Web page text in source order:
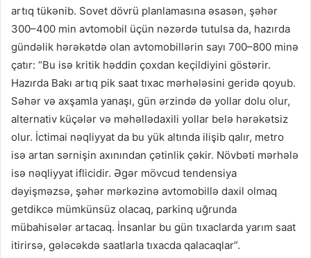
artıq tükənib. Sovet dövrü planlamasına əsasən, şəhər
300–400 min avtomobil üçün nəzərdə tutulsa da, hazırda
gündəlik hərəkətdə olan avtomobillərin sayı 700–800 minə
çatır: “Bu isə kritik həddin çoxdan keçildiyini göstərir.
Hazırda Bakı artıq pik saat tıxac mərhələsini geridə qoyub.
Səhər və axşamla yanaşı, gün ərzində də yollar dolu olur,
alternativ küçələr və məhəllədaxili yollar belə hərəkətsiz
olur. İctimai nəqliyyat da bu yük altında ilişib qalır, metro
isə artan sərnişin axınından çətinlik çəkir. Növbəti mərhələ
isə nəqliyyat iflicidir. Əgər mövcud tendensiya
dəyişməzsə, şəhər mərkəzinə avtomobillə daxil olmaq
getdikcə mümkünsüz olacaq, parkinq uğrunda
mübahisələr artacaq. İnsanlar bu gün tıxaclarda yarım saat
itirirsə, gələcəkdə saatlarla tıxacda qalacaqlar”.